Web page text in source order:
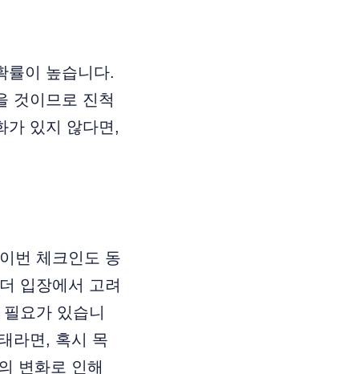
률이 높습니다.
것이므로 진척
가 있지 않다면,
번 체크인도 동
입장에서 고려
요가 있습니
라면, 혹시 목
변화로 인해